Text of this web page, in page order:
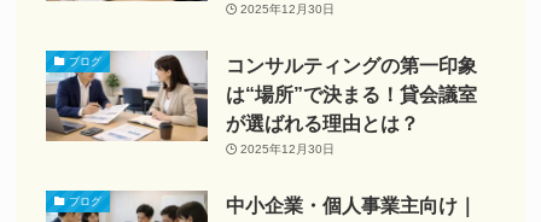
2025年12月30日
ブログ
コンサルティングの第一印象
は“場所”で決まる！貸会議室
が選ばれる理由とは？
2025年12月30日
ブログ
中小企業・個人事業主向け｜